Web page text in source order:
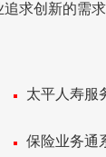
求创新的需
太平人寿服
保险业务通